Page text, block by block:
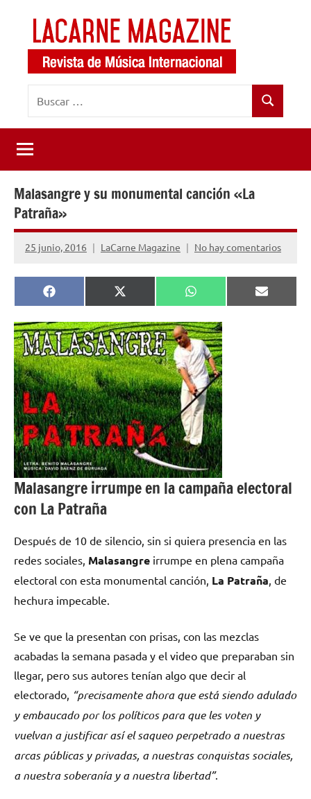
contenido
LaCarne
Magazine
de
música
internacional
Buscar
Malasangre y su monumental canción «La
Patraña»
25 junio, 2016 LaCarne Magazine No hay comentarios
Compartir
en
Facebook
Compartir
en
X
(Twitter)
Compartir
en
WhatsApp
en
Email
Malasangre irrumpe en la campaña electoral
con La Patraña
Después de 10 de silencio, sin si quiera presencia en las
redes sociales, Malasangre irrumpe en plena campaña
electoral con esta monumental canción, La Patraña, de
hechura impecable.
Se ve que la presentan con prisas, con las mezclas
acabadas la semana pasada y el video que preparaban sin
llegar, pero sus autores tenían algo que decir al
electorado, “precisamente ahora que está siendo adulado
y embaucado por los políticos para que les voten y
vuelvan a justificar así el saqueo perpetrado a nuestras
arcas públicas y privadas, a nuestras conquistas sociales,
a nuestra soberanía y a nuestra libertad”.